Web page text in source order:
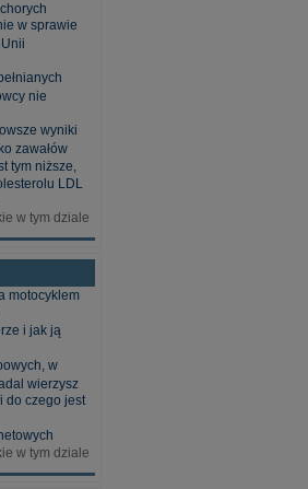
w sprawie
nie
wyniki
zawałów
tym niższe,
LDL
w tym dziale
motocyklem
i jak ją
w
wierzysz
do czego jest
w tym dziale